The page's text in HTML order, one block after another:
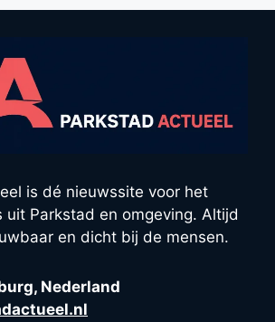
is dé nieuwssite voor het
uit Parkstad en omgeving. Altijd
en dicht bij de mensen.
Nederland